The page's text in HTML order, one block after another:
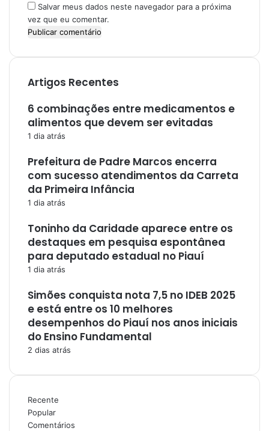
Salvar meus dados neste navegador para a próxima
vez que eu comentar.
Artigos Recentes
6 combinações entre medicamentos e
alimentos que devem ser evitadas
1 dia atrás
Prefeitura de Padre Marcos encerra
com sucesso atendimentos da Carreta
da Primeira Infância
1 dia atrás
Toninho da Caridade aparece entre os
destaques em pesquisa espontânea
para deputado estadual no Piauí
1 dia atrás
Simões conquista nota 7,5 no IDEB 2025
e está entre os 10 melhores
desempenhos do Piauí nos anos iniciais
do Ensino Fundamental
2 dias atrás
Recente
Popular
Comentários